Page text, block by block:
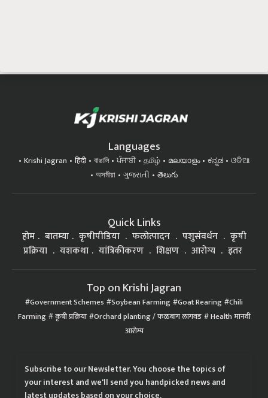
Languages
Krishi Jagran हिंदी বাঙালি ਪੰਜਾਬੀ தமிழ் മലയാളം ಕನ್ನಡ
ଓଡିଆ
অসমীয়া
ગુજરાતી తెలుగు
Quick Links
होम बातम्या कृषीपीडिया फलोत्पादन पशुसंवर्धन
कृषी
प्रक्रिया
यशकथा यांत्रिकीकरण शिक्षण आरोग्य इतर
Top on Krishi Jagran
Government Schemes Soybean Farming Goat Rearing Chili
Farming कृषी प्रक्रिया Orchard planting / फळबाग लागवड Health मानवी
आरोग्य
Subscribe to our Newsletter. You choose the topics of
your interest and we'll send you handpicked news and